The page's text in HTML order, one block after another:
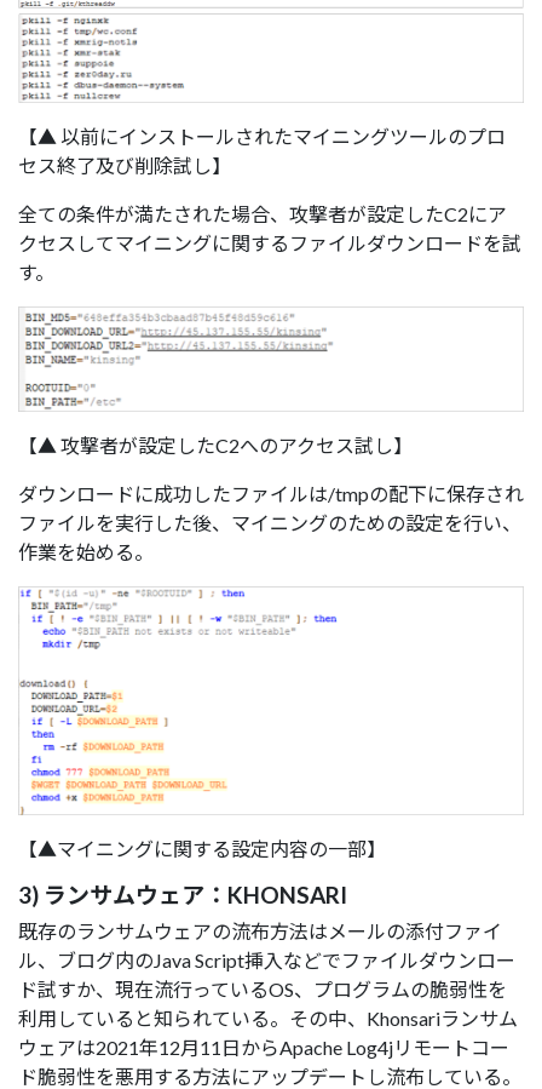
【▲ 以前にインストールされたマイニングツールのプロ
セス終了及び削除試し】
全ての条件が満たされた場合、攻撃者が設定したC2にア
クセスしてマイニングに関するファイルダウンロードを試
す。
【▲ 攻撃者が設定したC2へのアクセス試し】
ダウンロードに成功したファイルは/tmpの配下に保存され
ファイルを実行した後、マイニングのための設定を行い、
作業を始める。
【▲マイニングに関する設定内容の一部】
3) ランサムウェア：KHONSARI
既存のランサムウェアの流布方法はメールの添付ファイ
ル、ブログ内のJava Script挿入などでファイルダウンロー
ド試すか、現在流行っているOS、プログラムの脆弱性を
利用していると知られている。その中、Khonsariランサム
ウェアは2021年12月11日からApache Log4jリモートコー
ド脆弱性を悪用する方法にアップデートし流布している。